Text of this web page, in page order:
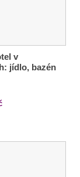
v
jídlo, bazén